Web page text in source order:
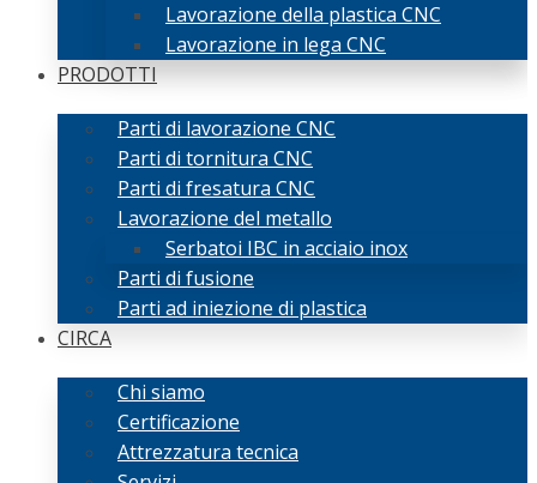
Lavorazione della plastica CNC
Lavorazione in lega CNC
PRODOTTI
Parti di lavorazione CNC
Parti di tornitura CNC
Parti di fresatura CNC
Lavorazione del metallo
Serbatoi IBC in acciaio inox
Parti di fusione
Parti ad iniezione di plastica
CIRCA
Chi siamo
Certificazione
Attrezzatura tecnica